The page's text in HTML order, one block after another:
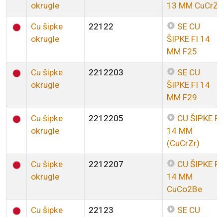
okrugle
13 MM CuCrZr
Cu šipke
okrugle
22122
SE CU
ŠIPKE FI 14
MM F25
Cu šipke
okrugle
2212203
SE CU
ŠIPKE FI 14
MM F29
Cu šipke
okrugle
2212205
CU ŠIPKE FI
14 MM
(CuCrZr)
Cu šipke
okrugle
2212207
CU ŠIPKE FI
14 MM
CuCo2Be
Cu šipke
22123
SE CU